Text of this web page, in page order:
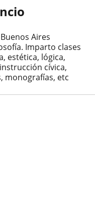
Aires
Imparto clases
estética, lógica,
cívica,
monografías, etc